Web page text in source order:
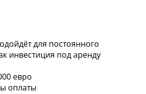
для постоянного
инвестиция под аренду
евро
оплаты